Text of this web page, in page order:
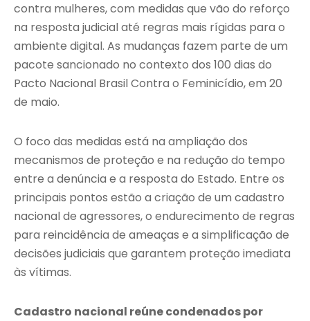
contra mulheres, com medidas que vão do reforço
na resposta judicial até regras mais rígidas para o
ambiente digital. As mudanças fazem parte de um
pacote sancionado no contexto dos 100 dias do
Pacto Nacional Brasil Contra o Feminicídio, em 20
de maio.
O foco das medidas está na ampliação dos
mecanismos de proteção e na redução do tempo
entre a denúncia e a resposta do Estado. Entre os
principais pontos estão a criação de um cadastro
nacional de agressores, o endurecimento de regras
para reincidência de ameaças e a simplificação de
decisões judiciais que garantem proteção imediata
às vítimas.
Cadastro nacional reúne condenados por